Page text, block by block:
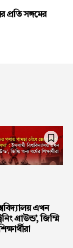
প্রতি সঙ্গমের
এখন
গ্রাউন্ড’, জিম্মি